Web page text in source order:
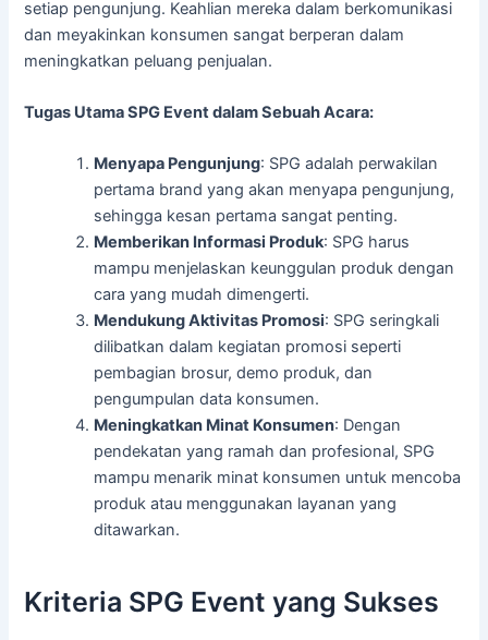
setiap pengunjung. Keahlian mereka dalam berkomunikasi
dan meyakinkan konsumen sangat berperan dalam
meningkatkan peluang penjualan.
Tugas Utama SPG Event dalam Sebuah Acara:
Menyapa Pengunjung: SPG adalah perwakilan
pertama brand yang akan menyapa pengunjung,
sehingga kesan pertama sangat penting.
Memberikan Informasi Produk: SPG harus
mampu menjelaskan keunggulan produk dengan
cara yang mudah dimengerti.
Mendukung Aktivitas Promosi: SPG seringkali
dilibatkan dalam kegiatan promosi seperti
pembagian brosur, demo produk, dan
pengumpulan data konsumen.
Meningkatkan Minat Konsumen: Dengan
pendekatan yang ramah dan profesional, SPG
mampu menarik minat konsumen untuk mencoba
produk atau menggunakan layanan yang
ditawarkan.
Kriteria SPG Event yang Sukses